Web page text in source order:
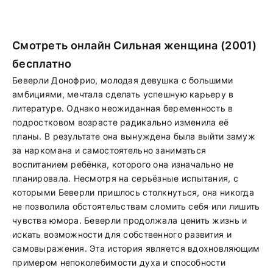
Смотреть онлайн Сильная женщина (2001)
бесплатно
Беверли Донофрио, молодая девушка с большими
амбициями, мечтала сделать успешную карьеру в
литературе. Однако неожиданная беременность в
подростковом возрасте радикально изменила её
планы. В результате она вынуждена была выйти замуж
за наркомана и самостоятельно заниматься
воспитанием ребёнка, которого она изначально не
планировала. Несмотря на серьёзные испытания, с
которыми Беверли пришлось столкнуться, она никогда
не позволила обстоятельствам сломить себя или лишить
чувства юмора. Беверли продолжала ценить жизнь и
искать возможности для собственного развития и
самовыражения. Эта история является вдохновляющим
примером непоколебимости духа и способности